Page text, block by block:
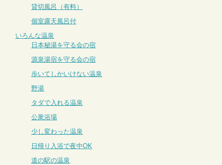
貸切風呂（有料）
個室露天風呂付
いろんな温泉
日本秘湯を守る会の宿
源泉湯宿を守る会の宿
歩いてしかいけない温泉
野湯
タダで入れる温泉
公衆浴場
少し変わった温泉
日帰り入浴で夜中OK
道の駅の温泉